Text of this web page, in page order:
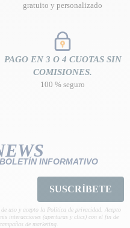
gratuito y personalizado
PAGO EN 3 O 4 CUOTAS SIN
COMISIONES.
100 % seguro
INFORMATIVO
SUSCRÍBETE
uso y acepto la Política de privacidad. Acepto
interacciones (aperturas y clics) con el fin de
de marketing.